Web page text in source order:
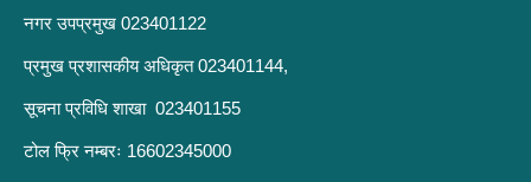
नगर उपप्रमुख 023401122
प्रमुख प्रशासकीय अधिकृत 023401144,
सूचना प्रविधि शाखा 023401155
टोल फ्रि नम्बरः 16602345000